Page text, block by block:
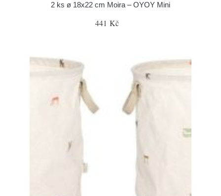
2 ks ø 18x22 cm Moira – OYOY Mini
441 Kč